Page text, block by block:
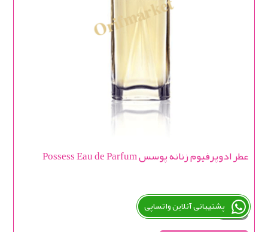
عطر ادوپرفیوم زنانه پوسس Possess Eau de Parfum
ناموجودپشتیبانی آنلاین واتساپی